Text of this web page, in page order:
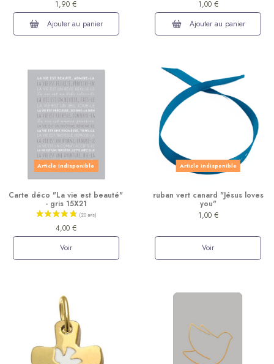
1,90 €
Ajouter au panier
1,00 €
Ajouter au panier
Article indisponible
Carte déco "La vie est beauté"
- gris 15X21
4,00 €
Voir
Article indisponible
ruban vert canard "Jésus loves
you"
1,00 €
Voir